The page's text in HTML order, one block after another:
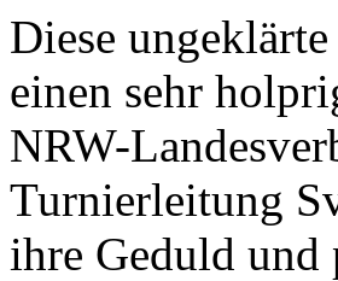
Diese
einen sehr
NRW-
Turnierleitung
ihre Geduld und